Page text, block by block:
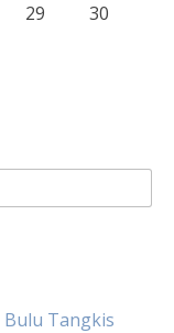
29
30
Bulu Tangkis